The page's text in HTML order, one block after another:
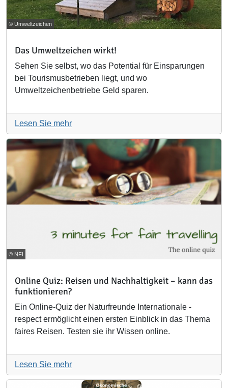
© Umweltzeichen
Das Umweltzeichen wirkt!
Sehen Sie selbst, wo das Potential für Einsparungen
bei Tourismusbetrieben liegt, und wo
Umweltzeichenbetriebe Geld sparen.
Lesen Sie mehr
© NFI
Online Quiz: Reisen und Nachhaltigkeit – kann das
funktionieren?
Ein Online-Quiz der Naturfreunde Internationale -
respect ermöglicht einen ersten Einblick in das Thema
faires Reisen. Testen sie ihr Wissen online.
Lesen Sie mehr